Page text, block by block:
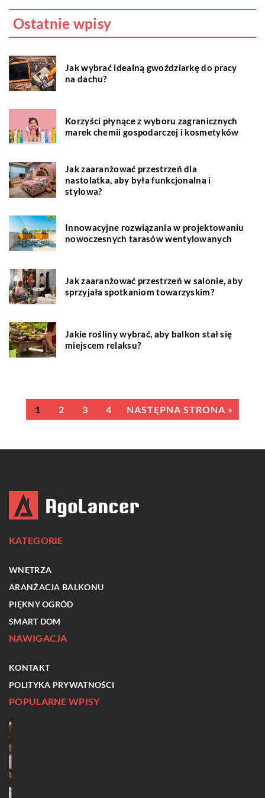
Ostatnie wpisy
Jak wybrać idealną gwoździarkę do pracy
na dachu?
Korzyści płynące z wyboru zagranicznych
marek chemii gospodarczej i kosmetyków
Jak zaaranżować przestrzeń dla
nastolatka, aby była funkcjonalna i
stylowa?
Innowacyjne rozwiązania w projektowaniu
nowoczesnych tarasów wentylowanych
Jak zaaranżować przestrzeń w salonie, aby
sprzyjała spotkaniom towarzyskim?
Jakie rośliny wybrać, aby balkon stał się
miejscem relaksu?
1 2 3 4 NASTĘPNA STRONA »
KATEGORIE
WNĘTRZA
ARANŻACJA BALKONU
PIĘKNY OGRÓD
SMART DOM
NAWIGACJA
KONTAKT
POLITYKA PRYWATNOŚCI
POPULARNE WPISY